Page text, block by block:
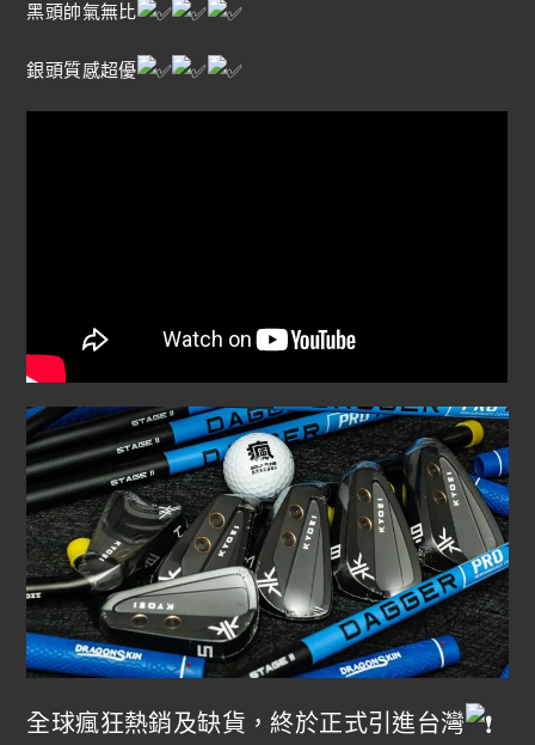
黑頭帥氣無比
銀頭質感超優
全球瘋狂熱銷及缺貨，終於正式引進台灣